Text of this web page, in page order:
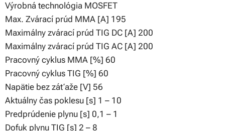
Výrobná technológia MOSFET
Max. Zvárací prúd MMA [A] 195
Maximálny zvárací prúd TIG DC [A] 200
Maximálny zvárací prúd TIG AC [A] 200
Pracovný cyklus MMA [%] 60
Pracovný cyklus TIG [%] 60
Napätie bez záťaže [V] 56
Aktuálny čas poklesu [s] 1 – 10
Predprúdenie plynu [s] 0,1 – 1
Dofuk plynu TIG [s] 2 – 8